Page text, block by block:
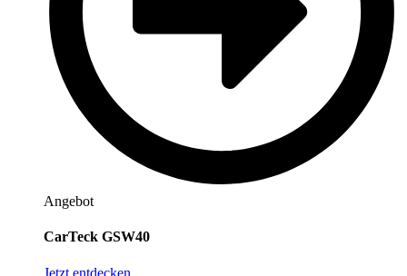
Angebot
CarTeck GSW40
Jetzt entdecken